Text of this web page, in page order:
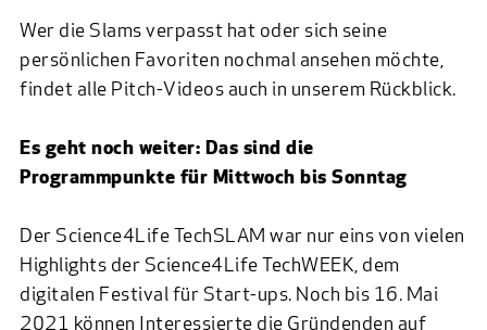
Wer die Slams verpasst hat oder sich seine
persönlichen Favoriten nochmal ansehen möchte,
findet alle Pitch-Videos auch in unserem Rückblick.
Es geht noch weiter: Das sind die
Programmpunkte für Mittwoch bis Sonntag
Der Science4Life TechSLAM war nur eins von vielen
Highlights der Science4Life TechWEEK, dem
digitalen Festival für Start-ups. Noch bis 16. Mai
2021 können Interessierte die Gründenden auf